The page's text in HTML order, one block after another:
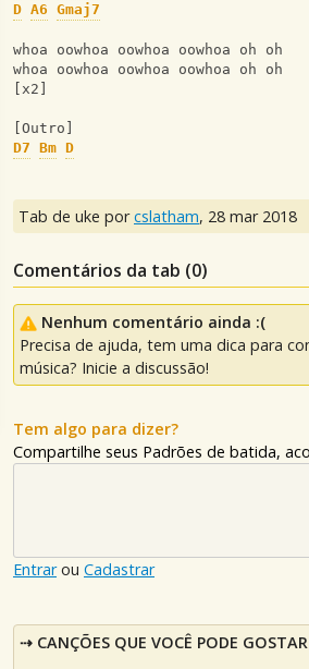
D A6 Gmaj7
whoa oowhoa oowhoa oowhoa oh oh
whoa oowhoa oowhoa oowhoa oh
[x2]
[Outro]
D7 Bm D
Tab de uke porcslatham, 28 mar 2018
Comentários da tab (0)
Nenhum comentário ainda :(
Precisa de ajuda, tem uma dica para
música? Inicie a discussão!
Tem algo para dizer?
Compartilhe seus Padrões de batida,
Entrarou Cadastrar
CANÇÕES QUE VOCÊ PODE GOSTAR